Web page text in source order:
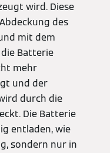
wird. Diese
des
mit dem
Batterie
mehr
und der
durch die
Die Batterie
entladen, wie
sondern nur in